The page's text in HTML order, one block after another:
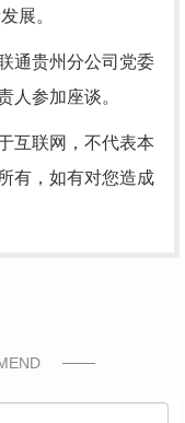
展。
通贵州分公司党委
人参加座谈。
互联网，不代表本
有，如有对您造成